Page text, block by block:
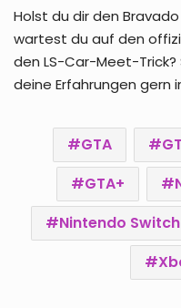
Holst du dir den
wartest du auf den
den LS-Car-Meet-Trick?
deine Erfahrungen gern
GTA
GTA+
Nintendo